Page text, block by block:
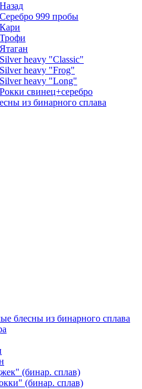
Назад
Серебро 999 пробы
Кари
Трофи
Ятаган
Silver heavy "Classic"
Silver heavy "Frog"
Silver heavy "Long"
Рокки свинец+серебро
из бинарного сплава
блесны из бинарного сплава
(бинар. сплав)
(бинар. сплав)